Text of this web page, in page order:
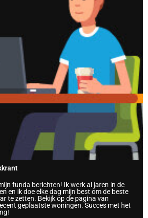
funda berichten! Ik werk al jaren in de
en ik doe elke dag mijn best om de beste
te zetten. Bekijk op de pagina van
geplaatste woningen. Succes met het